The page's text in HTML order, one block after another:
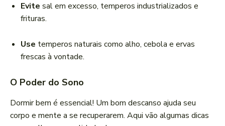
Evite sal em excesso, temperos industrializados e
frituras.
Use temperos naturais como alho, cebola e ervas
frescas à vontade.
O Poder do Sono
Dormir bem é essencial! Um bom descanso ajuda seu
corpo e mente a se recuperarem. Aqui vão algumas dicas